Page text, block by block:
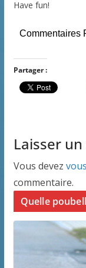
Have fun!
Commentaires
Partager :
Laisser
Vous devez
commentaire.
Quelle